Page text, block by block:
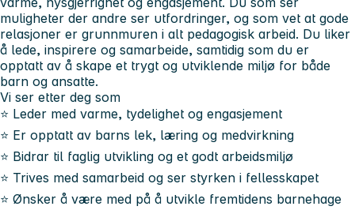
muligheter der andre ser utfordringer, og som vet at gode
relasjoner er grunnmuren i alt pedagogisk arbeid. Du liker
å lede, inspirere og samarbeide, samtidig som du er
opptatt av å skape et trygt og utviklende miljø for både
barn og ansatte.
Vi ser etter deg som
⭐ Leder med varme, tydelighet og engasjement
⭐ Er opptatt av barns lek, læring og medvirkning
⭐ Bidrar til faglig utvikling og et godt arbeidsmiljø
⭐ Trives med samarbeid og ser styrken i fellesskapet
⭐ Ønsker å være med på å utvikle fremtidens barnehage